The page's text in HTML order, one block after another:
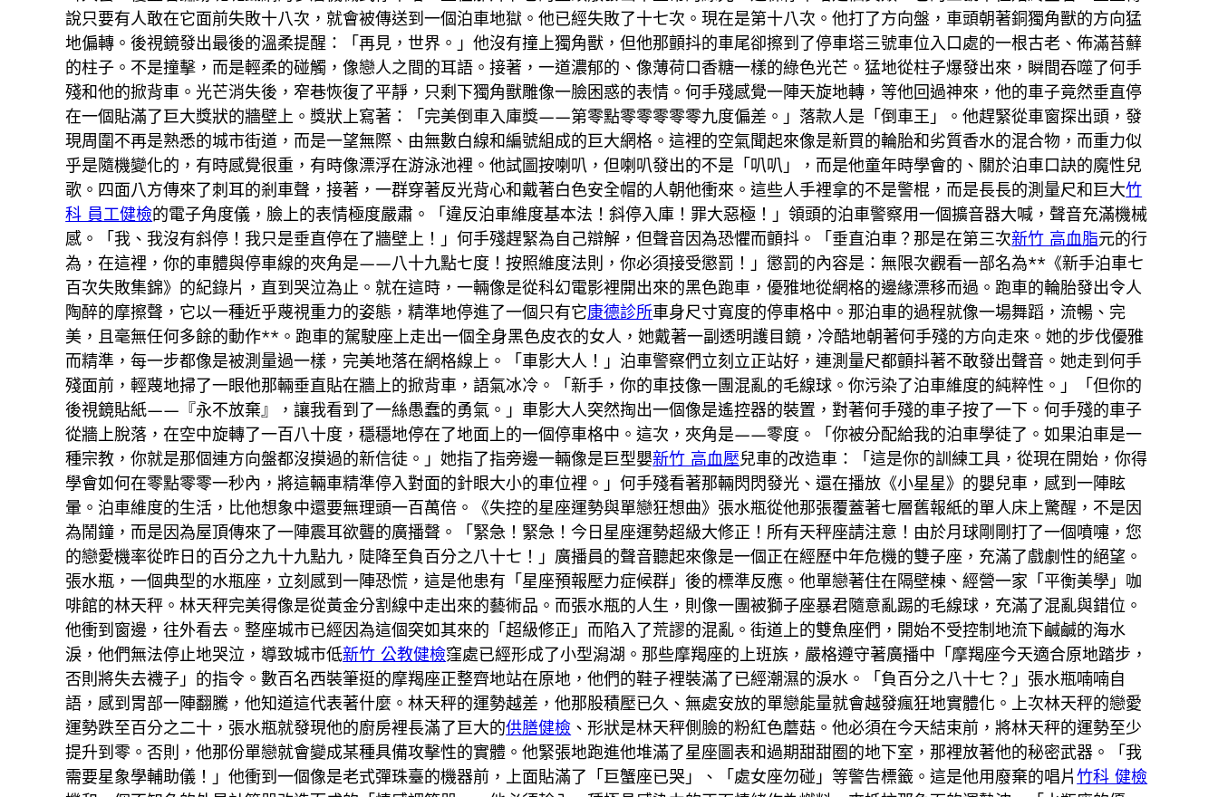
說只要有人敢在它面前失敗十八次，就會被傳送到一個泊車地獄。他已經失敗了十七次。現在是第十八次。他打了方向盤，車頭朝著銅獨角獸的方向猛
地偏轉。後視鏡發出最後的溫柔提醒：「再見，世界。」他沒有撞上獨角獸，但他那顫抖的車尾卻擦到了停車塔三號車位入口處的一根古老、佈滿苔蘚
的柱子。不是撞擊，而是輕柔的碰觸，像戀人之間的耳語。接著，一道濃郁的、像薄荷口香糖一樣的綠色光芒。猛地從柱子爆發出來，瞬間吞噬了何手
殘和他的掀背車。光芒消失後，窄巷恢復了平靜，只剩下獨角獸雕像一臉困惑的表情。何手殘感覺一陣天旋地轉，等他回過神來，他的車子竟然垂直停
在一個貼滿了巨大獎狀的牆壁上。獎狀上寫著：「完美倒車入庫獎——第零點零零零零零九度偏差。」落款人是「倒車王」。他趕緊從車窗探出頭，發
現周圍不再是熟悉的城市街道，而是一望無際、由無數白線和編號組成的巨大網格。這裡的空氣聞起來像是新買的輪胎和劣質香水的混合物，而重力似
乎是隨機變化的，有時感覺很重，有時像漂浮在游泳池裡。他試圖按喇叭，但喇叭發出的不是「叭叭」，而是他童年時學會的、關於泊車口訣的魔性兒
歌。四面八方傳來了刺耳的剎車聲，接著，一群穿著反光背心和戴著白色安全帽的人朝他衝來。這些人手裡拿的不是警棍，而是長長的測量尺和巨大竹
科 員工健檢的電子角度儀，臉上的表情極度嚴肅。「違反泊車維度基本法！斜停入庫！罪大惡極！」領頭的泊車警察用一個擴音器大喊，聲音充滿機械
感。「我、我沒有斜停！我只是垂直停在了牆壁上！」何手殘趕緊為自己辯解，但聲音因為恐懼而顫抖。「垂直泊車？那是在第三次新竹 高血脂元的行
為，在這裡，你的車體與停車線的夾角是——八十九點七度！按照維度法則，你必須接受懲罰！」懲罰的內容是：無限次觀看一部名為**《新手泊車七
百次失敗集錦》的紀錄片，直到哭泣為止。就在這時，一輛像是從科幻電影裡開出來的黑色跑車，優雅地從網格的邊緣漂移而過。跑車的輪胎發出令人
陶醉的摩擦聲，它以一種近乎蔑視重力的姿態，精準地停進了一個只有它康德診所車身尺寸寬度的停車格中。那泊車的過程就像一場舞蹈，流暢、完
美，且毫無任何多餘的動作**。跑車的駕駛座上走出一個全身黑色皮衣的女人，她戴著一副透明護目鏡，冷酷地朝著何手殘的方向走來。她的步伐優雅
而精準，每一步都像是被測量過一樣，完美地落在網格線上。「車影大人！」泊車警察們立刻立正站好，連測量尺都顫抖著不敢發出聲音。她走到何手
殘面前，輕蔑地掃了一眼他那輛垂直貼在牆上的掀背車，語氣冰冷。「新手，你的車技像一團混亂的毛線球。你污染了泊車維度的純粹性。」「但你的
後視鏡貼紙——『永不放棄』，讓我看到了一絲愚蠢的勇氣。」車影大人突然掏出一個像是遙控器的裝置，對著何手殘的車子按了一下。何手殘的車子
從牆上脫落，在空中旋轉了一百八十度，穩穩地停在了地面上的一個停車格中。這次，夾角是——零度。「你被分配給我的泊車學徒了。如果泊車是一
種宗教，你就是那個連方向盤都沒摸過的新信徒。」她指了指旁邊一輛像是巨型嬰新竹 高血壓兒車的改造車：「這是你的訓練工具，從現在開始，你得
學會如何在零點零零一秒內，將這輛車精準停入對面的針眼大小的車位裡。」何手殘看著那輛閃閃發光、還在播放《小星星》的嬰兒車，感到一陣眩
暈。泊車維度的生活，比他想象中還要無理頭一百萬倍。《失控的星座運勢與單戀狂想曲》張水瓶從他那張覆蓋著七層舊報紙的單人床上驚醒，不是因
為鬧鐘，而是因為屋頂傳來了一陣震耳欲聾的廣播聲。「緊急！緊急！今日星座運勢超級大修正！所有天秤座請注意！由於月球剛剛打了一個噴嚏，您
的戀愛機率從昨日的百分之九十九點九，陡降至負百分之八十七！」廣播員的聲音聽起來像是一個正在經歷中年危機的雙子座，充滿了戲劇性的絕望。
張水瓶，一個典型的水瓶座，立刻感到一陣恐慌，這是他患有「星座預報壓力症候群」後的標準反應。他單戀著住在隔壁棟、經營一家「平衡美學」咖
啡館的林天秤。林天秤完美得像是從黃金分割線中走出來的藝術品。而張水瓶的人生，則像一團被獅子座暴君隨意亂踢的毛線球，充滿了混亂與錯位。
他衝到窗邊，往外看去。整座城市已經因為這個突如其來的「超級修正」而陷入了荒謬的混亂。街道上的雙魚座們，開始不受控制地流下鹹鹹的海水
淚，他們無法停止地哭泣，導致城市低新竹 公教健檢窪處已經形成了小型潟湖。那些摩羯座的上班族，嚴格遵守著廣播中「摩羯座今天適合原地踏步，
否則將失去襪子」的指令。數百名西裝筆挺的摩羯座正整齊地站在原地，他們的鞋子裡裝滿了已經潮濕的淚水。「負百分之八十七？」張水瓶喃喃自
語，感到胃部一陣翻騰，他知道這代表著什麼。林天秤的運勢越差，他那股積壓已久、無處安放的單戀能量就會越發瘋狂地實體化。上次林天秤的戀愛
運勢跌至百分之二十，張水瓶就發現他的廚房裡長滿了巨大的供膳健檢 、形狀是林天秤側臉的粉紅色蘑菇。他必須在今天結束前，將林天秤的運勢至少
提升到零。否則，他那份單戀就會變成某種具備攻擊性的實體。他緊張地跑進他堆滿了星座圖表和過期甜甜圈的地下室，那裡放著他的秘密武器。「我
需要星象學輔助儀！」他衝到一個像是老式彈珠臺的機器前，上面貼滿了「巨蟹座已哭」、「處女座勿碰」等警告標籤。這是他用廢棄的唱片竹科 健檢